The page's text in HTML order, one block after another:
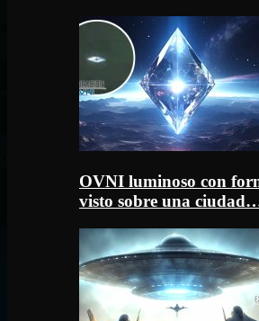
OVNI luminoso con
visto sobre una